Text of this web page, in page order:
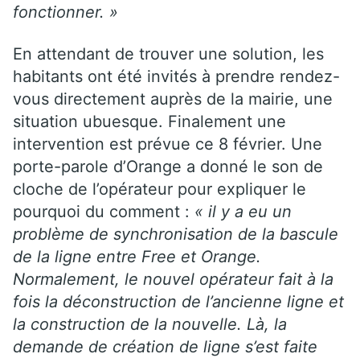
fonctionner. »
En attendant de trouver une solution, les
habitants ont été invités à prendre rendez-
vous directement auprès de la mairie, une
situation ubuesque. Finalement une
intervention est prévue ce 8 février. Une
porte-parole d’Orange a donné le son de
cloche de l’opérateur pour expliquer le
pourquoi du comment : « il y a eu un
problème de synchronisation de la bascule
de la ligne entre Free et Orange.
Normalement, le nouvel opérateur fait à la
fois la déconstruction de l’ancienne ligne et
la construction de la nouvelle. Là, la
demande de création de ligne s’est faite